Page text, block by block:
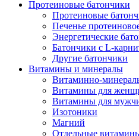
Протеиновые батончики
Протеиновые
Печенье
Энергетические
Батончики с L-
Другие батончики
Витамины и минералы
Витаминно-
Витамины для
Витамины для
Изотоники
Магний
Отдельные